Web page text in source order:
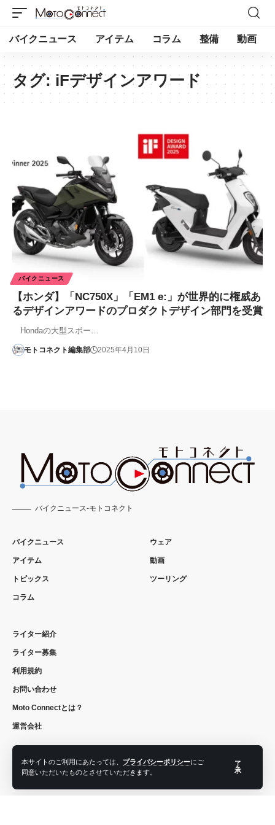
本サイトのご利用にあたっては、 プライバシーポリシーにご
同意いただいたものとさせていただきます。
了
承
バイクニュース アイテム コラム 整備 動画
タグ: iFデザインアワード
バイクニュース
【ホンダ】「NC750X」「EM1 e:」が世界的に権威あ
るデザインアワードのプロダクトデザイン部門を受賞
Hondaの大型スポー…
モトコネクト編集部 2025年4月10日
バイクニュース-モトコネクト
バイクニュース
アイテム
トピックス
コラム
ウェア
動画
ツーリング
ライター紹介
ライター募集
利用規約
お問い合わせ
Moto Connectとは？
運営会社
フォローする